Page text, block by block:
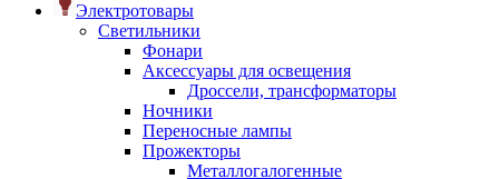
Электротовары
Светильники
Фонари
Аксессуары для освещения
Дроссели, трансформаторы
Ночники
Переносные лампы
Прожекторы
Металлогалогенные